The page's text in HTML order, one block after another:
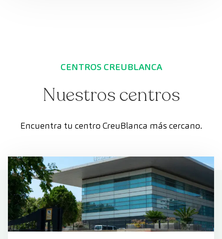
CENTROS CREUBLANCA
Nuestros centros
Encuentra tu centro CreuBlanca más cercano.